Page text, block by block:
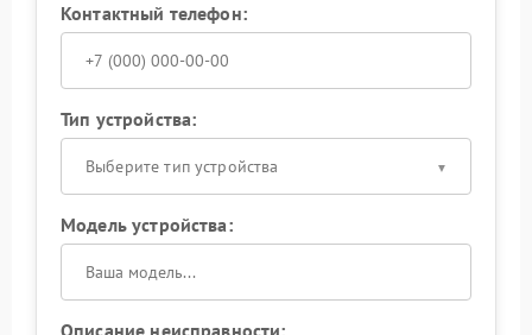
Контактный телефон:
Тип устройства:
Выберите тип устройства
Модель устройства: